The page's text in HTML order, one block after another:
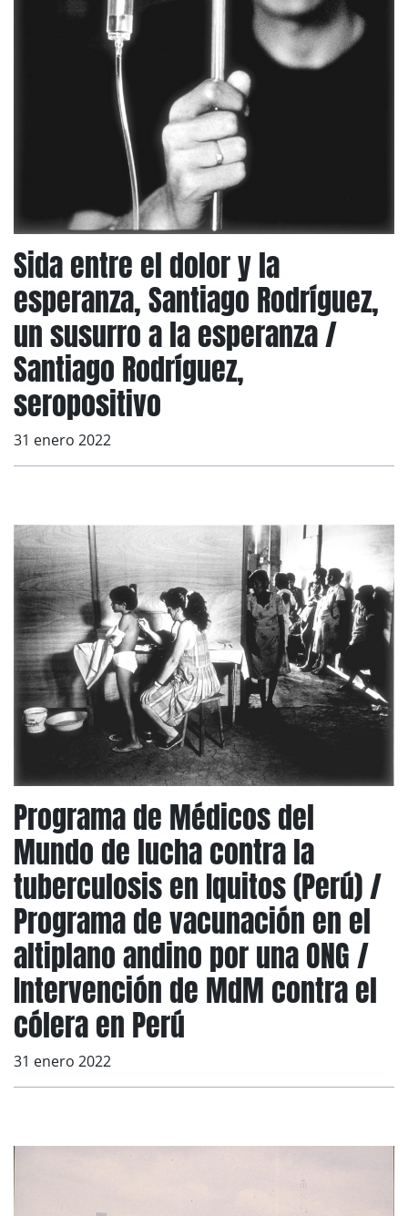
Sida entre el dolor y la
esperanza, Santiago Rodríguez,
un susurro a la esperanza /
Santiago Rodríguez,
seropositivo
31 enero 2022
Programa de Médicos del
Mundo de lucha contra la
tuberculosis en Iquitos (Perú) /
Programa de vacunación en el
altiplano andino por una ONG /
Intervención de MdM contra el
cólera en Perú
31 enero 2022